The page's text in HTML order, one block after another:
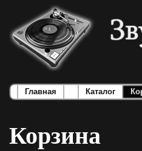
Главная Каталог
Корзина